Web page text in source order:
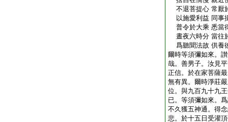
不退菩提心 常厭
以施愛利益 同事
普令於大乘 悉當
晝夜六時分 當往
爲聽聞法故 供養
爾時等須彌如來。
哉。善男子。汝見
正信。於在家菩薩
無有異。爾時淨莊
位。與九百九十九
已。等須彌如來。
不久獲五神通。得
悲。於十五日受灌